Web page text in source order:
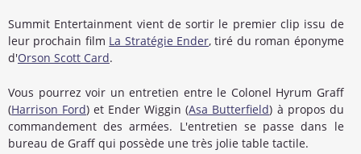
Summit Entertainment vient de sortir le premier clip issu de
leur prochain film La Stratégie Ender, tiré du roman éponyme
d'Orson Scott Card.
Vous pourrez voir un entretien entre le Colonel Hyrum Graff
(Harrison Ford) et Ender Wiggin (Asa Butterfield) à propos du
commandement des armées. L'entretien se passe dans le
bureau de Graff qui possède une très jolie table tactile.